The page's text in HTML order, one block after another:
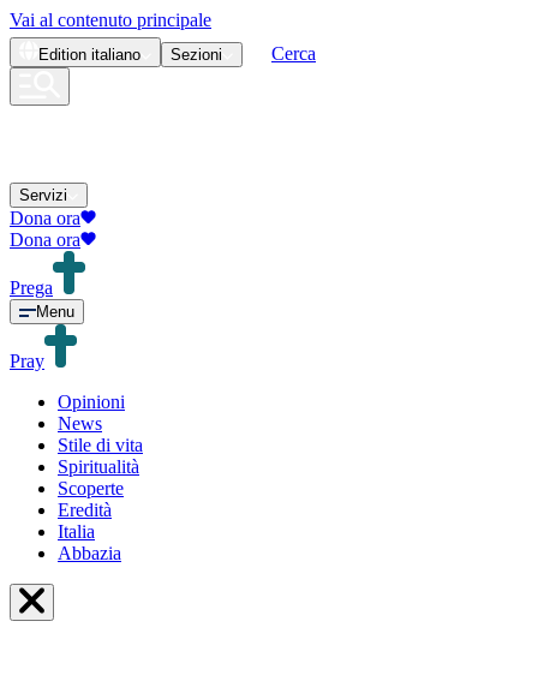
Vai al contenuto principale
Edition italiano Sezioni Cerca
Servizi
Dona ora
Dona ora
Prega
Menu
Pray
Opinioni
News
Stile di vita
Spiritualità
Scoperte
Eredità
Italia
Abbazia